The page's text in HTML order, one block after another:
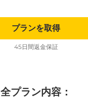
プランを取得
45日間返金保証
全プラン内容：